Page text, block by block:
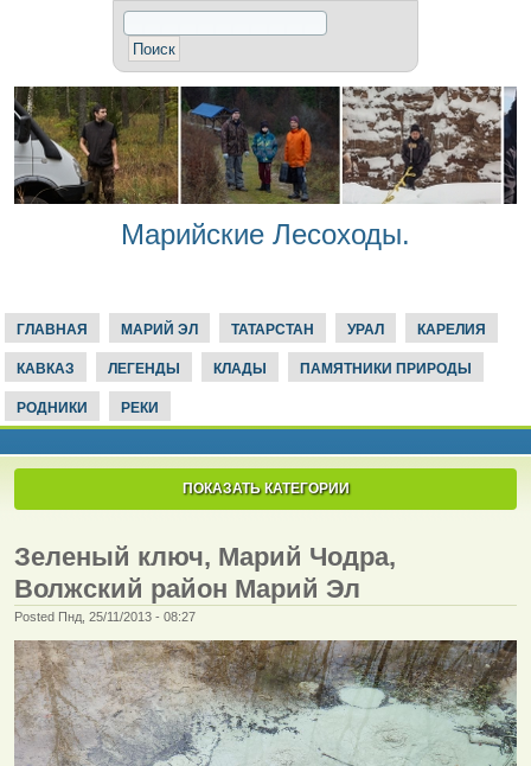
Марийские Лесоходы.
ГЛАВНАЯ МАРИЙ ЭЛ ТАТАРСТАН УРАЛ КАРЕЛИЯ
КАВКАЗ ЛЕГЕНДЫ КЛАДЫ ПАМЯТНИКИ ПРИРОДЫ
РОДНИКИ РЕКИ
ПОКАЗАТЬ КАТЕГОРИИ
Зеленый ключ, Марий Чодра,
Волжский район Марий Эл
Posted Пнд, 25/11/2013 - 08:27